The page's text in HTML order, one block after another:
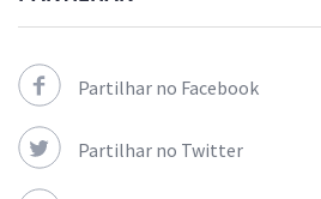
Partilhar no Facebook
Partilhar no Twitter